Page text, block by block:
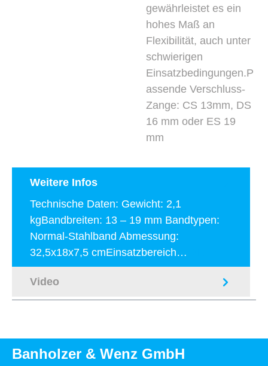
gewährleistet es ein
hohes Maß an
Flexibilität, auch unter
schwierigen
Einsatzbedingungen.P
assende Verschluss-
Zange: CS 13mm, DS
16 mm oder ES 19
mm
Weitere Infos
Technische Daten: Gewicht: 2,1
kgBandbreiten: 13 – 19 mm Bandtypen:
Normal-Stahlband Abmessung:
32,5x18x7,5 cmEinsatzbereich…
Video
Banholzer & Wenz GmbH